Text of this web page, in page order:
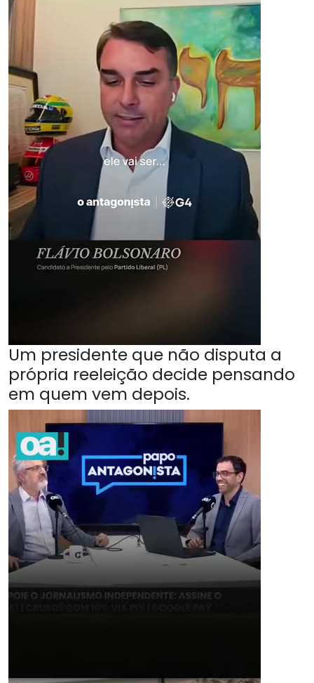
Um presidente que não disputa a
própria reeleição decide pensando
em quem vem depois.